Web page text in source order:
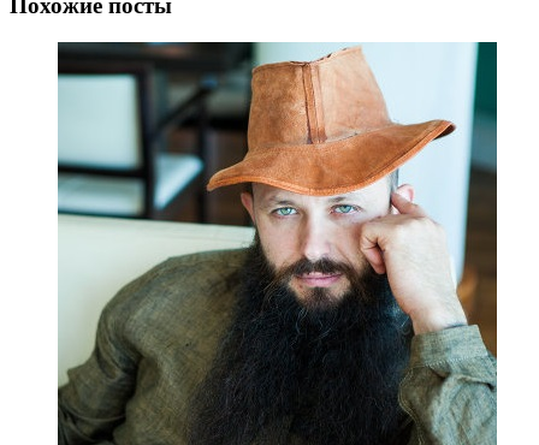
Похожие посты